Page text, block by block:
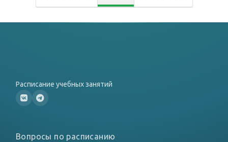
Расписание учебных занятий
Вопросы по расписанию